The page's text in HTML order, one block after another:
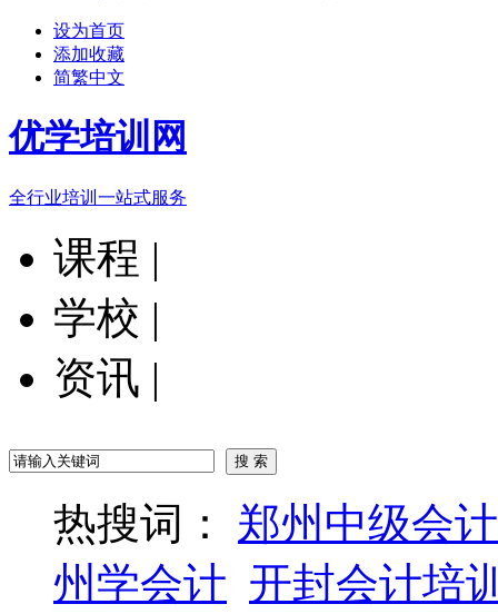
设为首页
添加收藏
简繁中文
优学培训网
全行业培训一站式服务
课程 |
学校 |
资讯 |
热搜词： 郑州中级会
州学会计 开封会计培